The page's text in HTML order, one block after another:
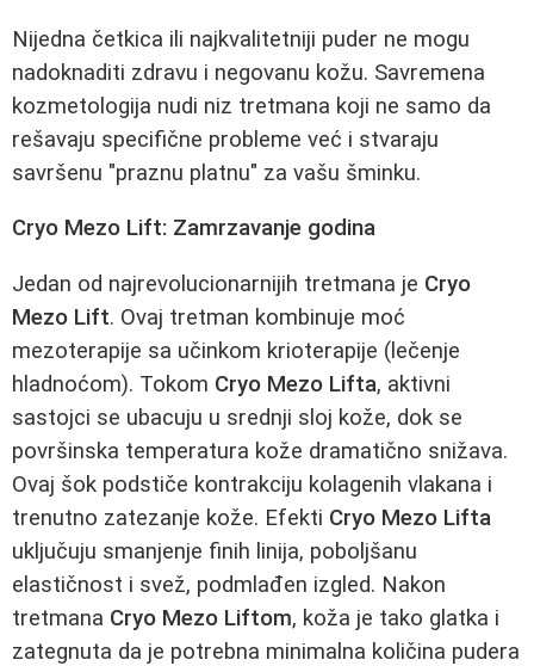
Nijedna četkica ili najkvalitetniji puder ne mogu
nadoknaditi zdravu i negovanu kožu. Savremena
kozmetologija nudi niz tretmana koji ne samo da
rešavaju specifične probleme već i stvaraju
savršenu "praznu platnu" za vašu šminku.
Cryo Mezo Lift: Zamrzavanje godina
Jedan od najrevolucionarnijih tretmana je Cryo
Mezo Lift. Ovaj tretman kombinuje moć
mezoterapije sa učinkom krioterapije (lečenje
hladnoćom). Tokom Cryo Mezo Lifta, aktivni
sastojci se ubacuju u srednji sloj kože, dok se
površinska temperatura kože dramatično snižava.
Ovaj šok podstiče kontrakciju kolagenih vlakana i
trenutno zatezanje kože. Efekti Cryo Mezo Lifta
uključuju smanjenje finih linija, poboljšanu
elastičnost i svež, podmlađen izgled. Nakon
tretmana Cryo Mezo Liftom, koža je tako glatka i
zategnuta da je potrebna minimalna količina pudera